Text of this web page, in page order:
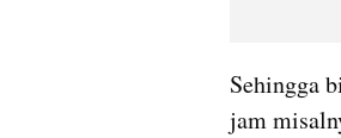
Sehingga
jam